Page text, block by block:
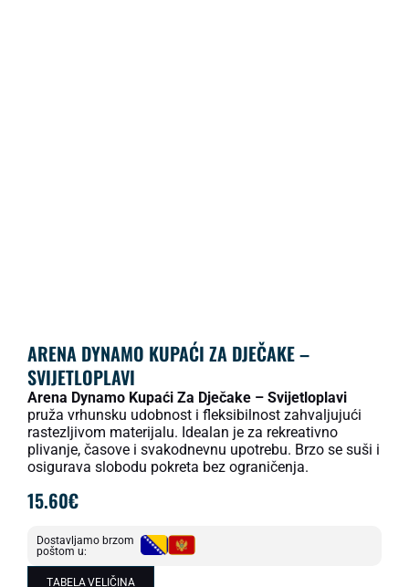
ARENA DYNAMO KUPAĆI ZA DJEČAKE –
SVIJETLOPLAVI
Arena Dynamo Kupaći Za Dječake – Svijetloplavi
pruža vrhunsku udobnost i fleksibilnost zahvaljujući
rastezljivom materijalu. Idealan je za rekreativno
plivanje, časove i svakodnevnu upotrebu. Brzo se suši i
osigurava slobodu pokreta bez ograničenja.
15.60€
Dostavljamo brzom
poštom u:
TABELA VELIČINA